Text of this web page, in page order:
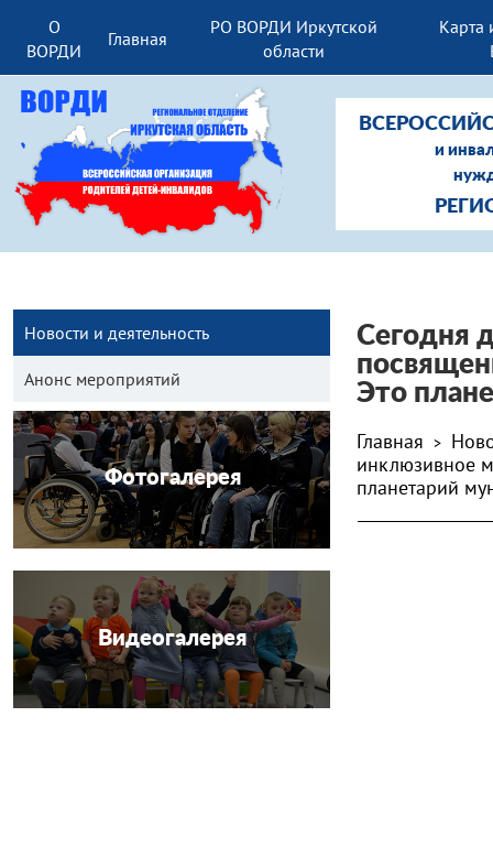
О
ВОРДИ
Главная
РО ВОРДИ Иркутской
области
Карта
и
Новости и деятельность
Анонс мероприятий
Фотогалерея
Видеогалерея
Сегодня
Это
Главная >
инклюзивное
планетарий